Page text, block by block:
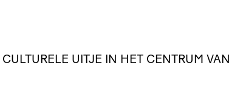
CULTURELE UITJE IN HET CENTRUM VAN